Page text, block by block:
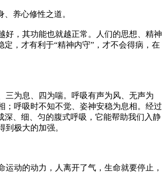
养心修性之道。
好，其功能也就越正常。人们的思想、精神
，才有利于“精神内守”，才不会得病，在
三为息、四为喘。呼吸有声为风、无声为
；呼吸时不知不觉、姿神安稳为息相。经过
、细、匀的腹式呼吸，它能帮助我们入静
极大的加强。
动的动力，人离开了气，生命就要停止，